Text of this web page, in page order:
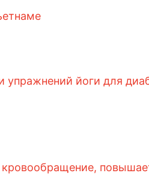
упражнений йоги для